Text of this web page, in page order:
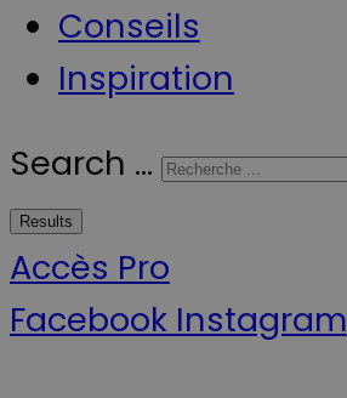
Conseils
Inspiration
Search ...
Results
Accès Pro
Facebook Instagram